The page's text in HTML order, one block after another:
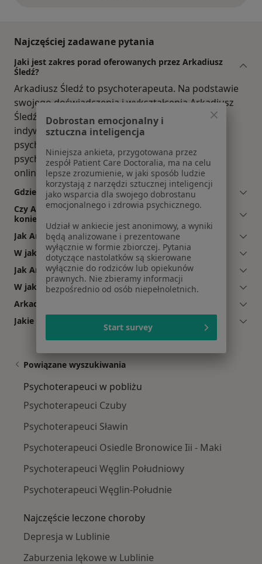
Najczęściej zadawane pytania
Jaki jest zakres porad oferowanych przez Arkadiusz
Śledź?
Arkadiusz Śledź to psychoterapeuta. Na podstawie
swojego doświadczenia i wykształcenia Arkadiusz
Śledź oferuje usługi takie jak: psychoterapia
indywidualna, psychoterapia par i małżeństw,
psychoterapia studenci, Psychoterapia,
psychoterapia par, psychoterapia indywidualna
online.
Gdzie Arkadiusz Śledź ma swój gabinet?
Czy Arkadiusz Śledź przyjmuje online, bez
konieczności pojawiania się w placówce?
Jak Arkadiusz Śledź akceptuje płatności po wizycie?
W jakich językach konsultuje Arkadiusz Śledź?
Jak Arkadiusz Śledź umawia wizyty?
W jakich godzinach przyjmuje Arkadiusz Śledź?
Arkadiusz Śledź: co mówią pacjenci?
Jakie ubezpieczenia akceptuje Arkadiusz Śledź?
Powiązane wyszukiwania
Psychoterapeuci w pobliżu
Psychoterapeuci Czuby
Psychoterapeuci Sławin
Psychoterapeuci Osiedle Bronowice Iii - Maki
Psychoterapeuci Węglin Południowy
Psychoterapeuci Węglin-Południe
Najczęście leczone choroby
Depresja w Lublinie
Zaburzenia lękowe w Lublinie
Dobrostan emocjonalny i
sztuczna inteligencja
Niniejsza ankieta, przygotowana przez
zespół Patient Care Doctoralia, ma na celu
lepsze zrozumienie, w jaki sposób ludzie
korzystają z narzędzi sztucznej inteligencji
jako wsparcia dla swojego dobrostanu
emocjonalnego i zdrowia psychicznego.
Udział w ankiecie jest anonimowy, a wyniki
będą analizowane i prezentowane
wyłącznie w formie zbiorczej. Pytania
dotyczące nastolatków są skierowane
wyłącznie do rodziców lub opiekunów
prawnych. Nie zbieramy informacji
bezpośrednio od osób niepełnoletnich.
Start survey